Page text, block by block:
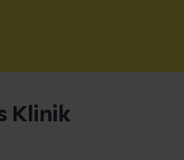
Klinik